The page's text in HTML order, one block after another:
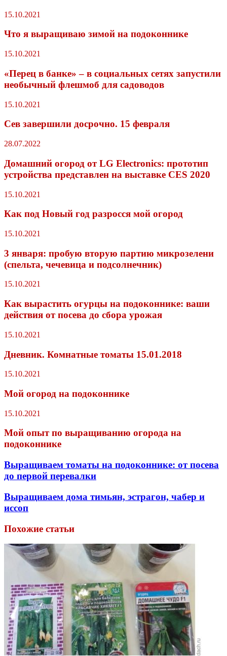
15.10.2021
Что я выращиваю зимой на подоконнике
15.10.2021
«Перец в банке» – в социальных сетях запустили
необычный флешмоб для садоводов
15.10.2021
Сев завершили досрочно. 15 февраля
28.07.2022
Домашний огород от LG Electronics: прототип
устройства представлен на выставке CES 2020
15.10.2021
Как под Новый год разросся мой огород
15.10.2021
3 января: пробую вторую партию микрозелени
(спельта, чечевица и подсолнечник)
15.10.2021
Как вырастить огурцы на подоконнике: ваши
действия от посева до сбора урожая
15.10.2021
Дневник. Комнатные томаты 15.01.2018
15.10.2021
Мой огород на подоконнике
15.10.2021
Мой опыт по выращиванию огорода на
подоконнике
Выращиваем томаты на подоконнике: от посева
до первой перевалки
Выращиваем дома тимьян, эстрагон, чабер и
иссоп
Похожие статьи